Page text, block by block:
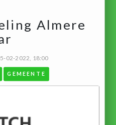
Almere
02-2022, 18:00
GEMEENTE